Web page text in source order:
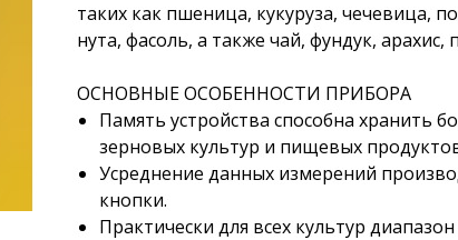
таких как пшеница, кукуруза, чечевица,
нута, фасоль, а также чай, фундук,
ОСНОВНЫЕ ОСОБЕННОСТИ ПРИБОРА
Память устройства способна хранить
зерновых культур и пищевых
Усреднение данных измерений
кнопки.
Практически для всех культур